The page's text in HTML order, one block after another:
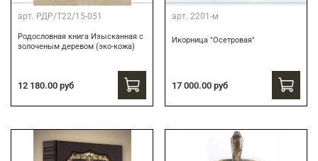
арт. РДР/Т22/15-051
Родословная книга Изысканная с
золоченым деревом (эко-кожа)
12 180.00 руб
арт. 2201-м
Икорница "Осетровая"
17 000.00 руб